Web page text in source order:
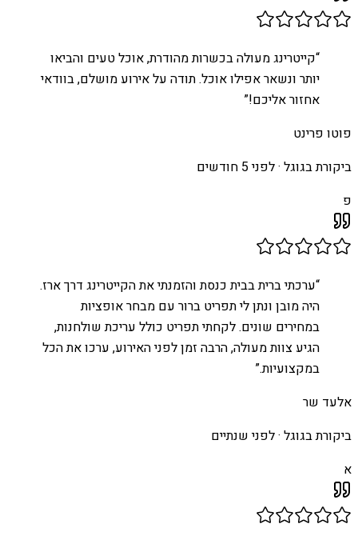
“קייטרינג מעולה בכשרות מהודרת, אוכל טעים והביאו
יותר ונשאר אפילו אוכל. תודה על אירוע מושלם, בוודאי
אחזור אליכם!”
פוטו פרינט
ביקורת בגוגל ·לפני 5 חודשים
פ
“ערכתי ברית בבית כנסת והזמנתי את הקייטרינג דרך ארז.
היה מובן ונתן לי תפריט ברור עם מבחר אופציות
במחירים שונים. לקחתי תפריט כולל עריכת שולחנות,
הגיע צוות מעולה, הרבה זמן לפני האירוע, ערכו את הכל
במקצועיות.”
אלעד שר
ביקורת בגוגל ·לפני שנתיים
א